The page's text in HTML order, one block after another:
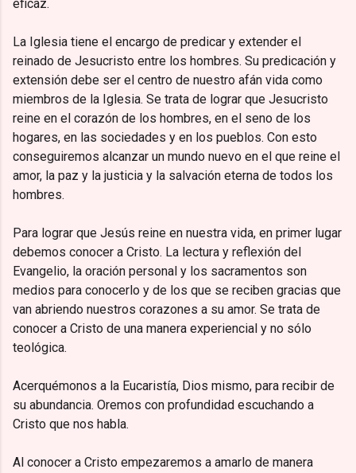
eficaz.
La Iglesia tiene el encargo de predicar y extender el
reinado de Jesucristo entre los hombres. Su predicación y
extensión debe ser el centro de nuestro afán vida como
miembros de la Iglesia. Se trata de lograr que Jesucristo
reine en el corazón de los hombres, en el seno de los
hogares, en las sociedades y en los pueblos. Con esto
conseguiremos alcanzar un mundo nuevo en el que reine el
amor, la paz y la justicia y la salvación eterna de todos los
hombres.
Para lograr que Jesús reine en nuestra vida, en primer lugar
debemos conocer a Cristo. La lectura y reflexión del
Evangelio, la oración personal y los sacramentos son
medios para conocerlo y de los que se reciben gracias que
van abriendo nuestros corazones a su amor. Se trata de
conocer a Cristo de una manera experiencial y no sólo
teológica.
Acerquémonos a la Eucaristía, Dios mismo, para recibir de
su abundancia. Oremos con profundidad escuchando a
Cristo que nos habla.
Al conocer a Cristo empezaremos a amarlo de manera